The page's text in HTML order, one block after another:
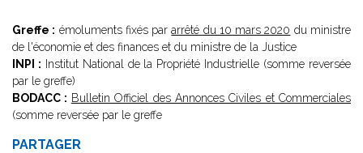
Greffe : émoluments fixés pararrêté du 10 mars 2020 du ministre
de l'économie et des finances et du ministre de la Justice
INPI : Institut National de la Propriété Industrielle (somme reversée
par le greffe)
BODACC : Bulletin Officiel des Annonces Civiles et Commerciales
(somme reversée par le greffe
PARTAGER